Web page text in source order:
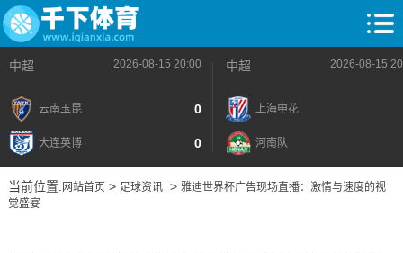
中超 2026-08-15 20:00
云南玉昆 0
大连英博 0
中超 2026-08-15
上海申花
河南队
当前位置: 网站首页> 足球资讯> 雅迪世界杯广告现场直播：激情与速度的视
觉盛宴